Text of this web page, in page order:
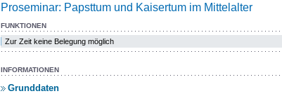
Proseminar: Papsttum und Kaisertum im Mittelalter
FUNKTIONEN
Zur Zeit keine Belegung möglich
INFORMATIONEN
Grunddaten